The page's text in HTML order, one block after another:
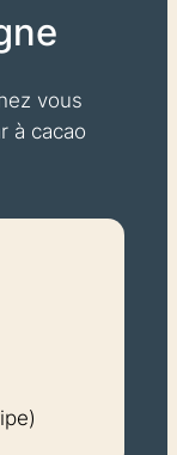
vous
à cacao